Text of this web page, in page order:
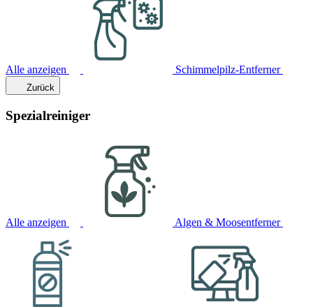
Alle anzeigen Schimmelpilz-Entferner
Zurück
Spezialreiniger
Alle anzeigen Algen & Moosentferner